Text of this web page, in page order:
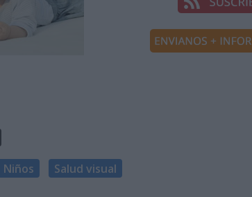
Niños Salud visual